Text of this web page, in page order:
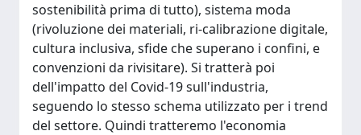
sostenibilità prima di tutto), sistema moda
(rivoluzione dei materiali, ri-calibrazione digitale,
cultura inclusiva, sfide che superano i confini, e
convenzioni da rivisitare). Si tratterà poi
dell'impatto del Covid-19 sull'industria,
seguendo lo stesso schema utilizzato per i trend
del settore. Quindi tratteremo l'economia